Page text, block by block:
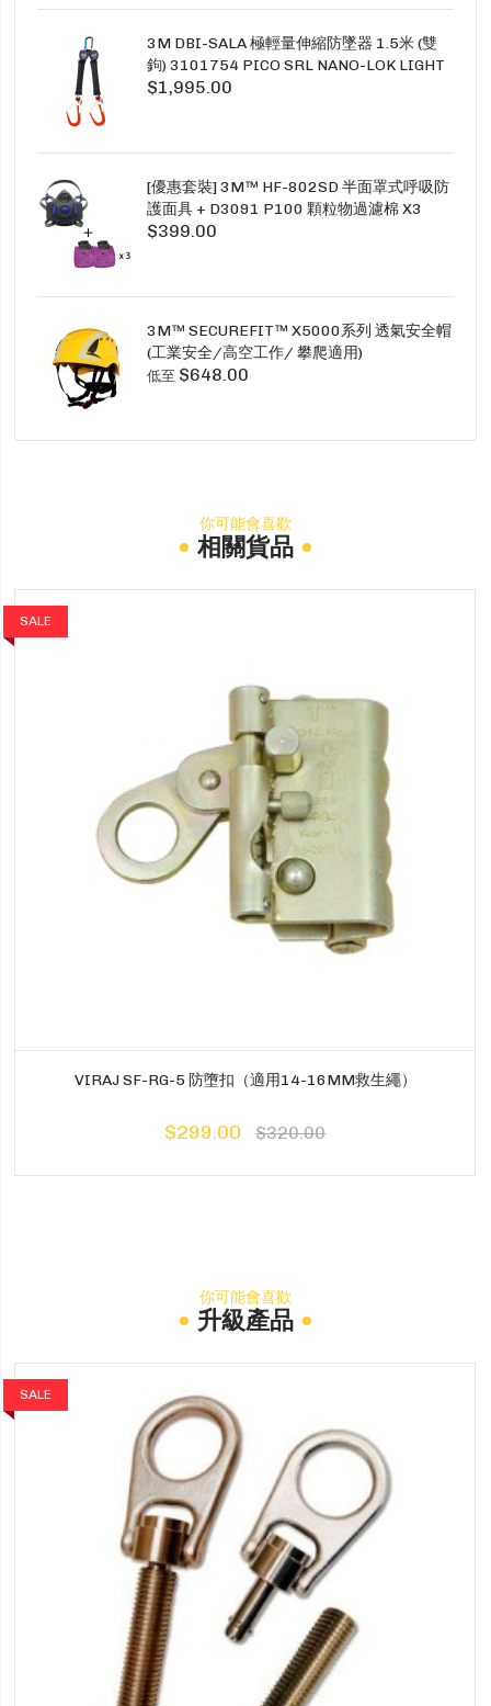
3M DBI-SALA 極輕量伸縮防墜器 1.5米 (雙
鉤) 3101754 PICO SRL NANO-LOK LIGHT
1.5M TWINS
$1,995.00
[優惠套裝] 3M™ HF-802SD 半面罩式呼吸防
護面具 + D3091 P100 顆粒物過濾棉 X3
SECURE CLICK HF-802SD HF-800SD 系列
$399.00
3M™ SECUREFIT™ X5000系列 透氣安全帽
(工業安全/高空工作/ 攀爬適用)
低至 $648.00
你可能會喜歡
相關貨品
SALE
VIRAJ SF-RG-5 防墮扣（適用14-16MM救生繩）
$299.00 $320.00
你可能會喜歡
升級產品
SALE